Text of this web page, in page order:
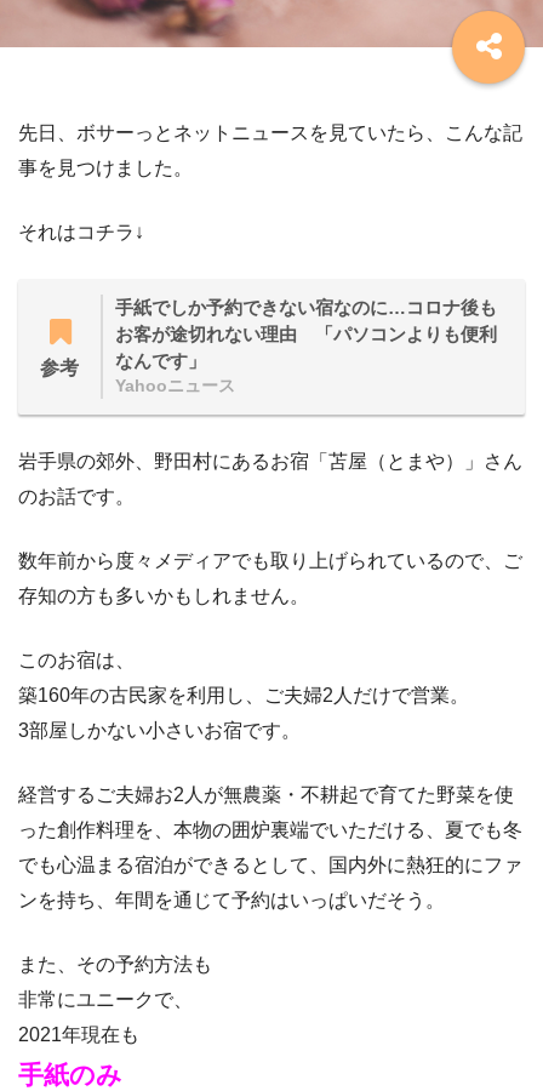
先日、ボサーっとネットニュースを見ていたら、こんな記
事を見つけました。
それはコチラ↓
参考
手紙でしか予約できない宿なのに…コロナ後も
お客が途切れない理由 「パソコンよりも便利
なんです」
Yahooニュース
岩手県の郊外、野田村にあるお宿「苫屋（とまや）」さん
のお話です。
数年前から度々メディアでも取り上げられているので、ご
存知の方も多いかもしれません。
このお宿は、
築160年の古民家を利用し、ご夫婦2人だけで営業。
3部屋しかない小さいお宿です。
経営するご夫婦お2人が無農薬・不耕起で育てた野菜を使
った創作料理を、本物の囲炉裏端でいただける、夏でも冬
でも心温まる宿泊ができるとして、国内外に熱狂的にファ
ンを持ち、年間を通じて予約はいっぱいだそう。
また、その予約方法も
非常にユニークで、
2021年現在も
手紙のみ